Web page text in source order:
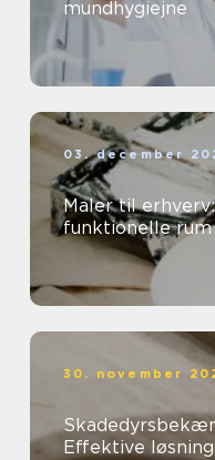
mundhygiejne
03. december
Maler til
funktionelle rum
30. november
Effektive